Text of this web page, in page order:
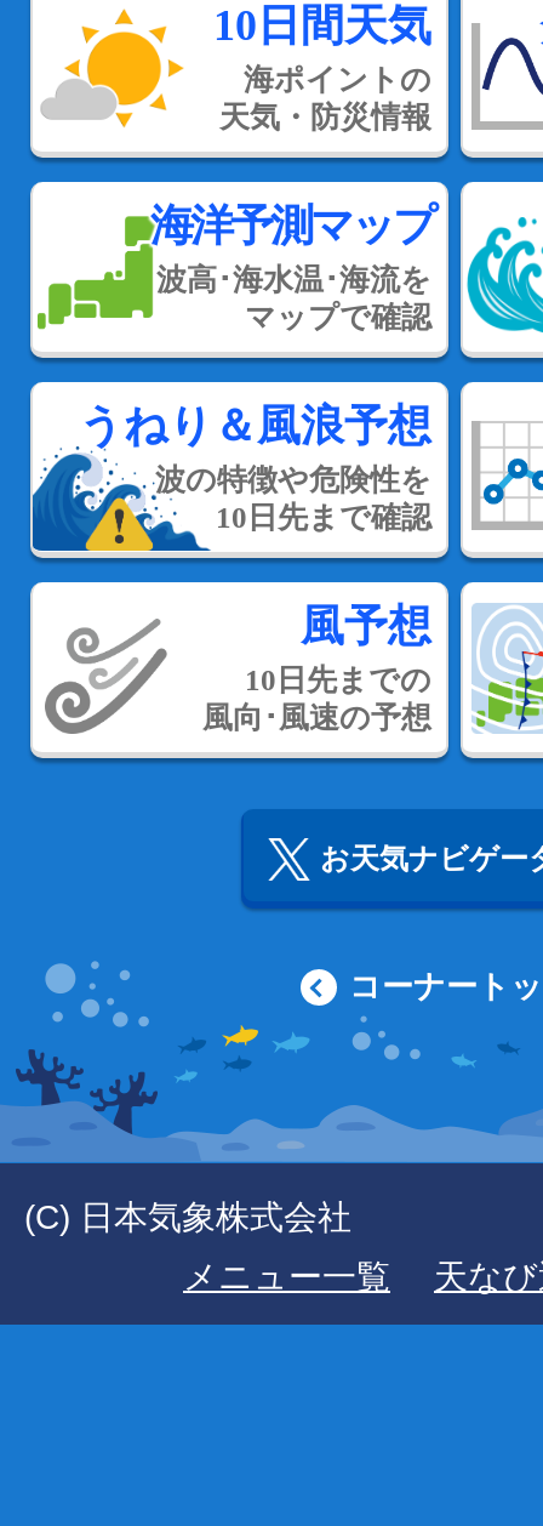
10日間天気
海ポイントの
天気・防災情報
海洋予測マップ
波高･海水温･海流を
マップで確認
うねり＆風浪予想
波の特徴や危険性を
10日先まで確認
風予想
10日先までの
風向･風速の予想
お天気ナビゲー
コーナート
(C) 日本気象株式会社
メニュー一覧
天な